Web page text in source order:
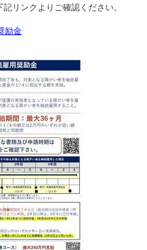
リンクよりご確認ください。
励金